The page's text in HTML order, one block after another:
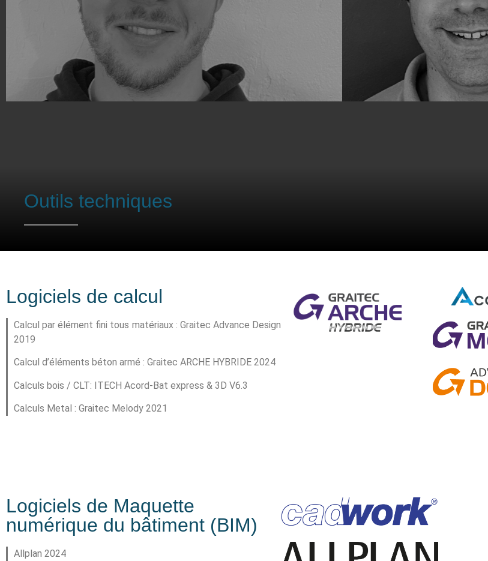
Outils techniques
Logiciels de calcul
Calcul par élément fini tous matériaux : Graitec Advance Design
2019
Calcul d’éléments béton armé : Graitec ARCHE HYBRIDE 2024
Calculs bois / CLT: ITECH Acord-Bat express & 3D V6.3
Calculs Metal : Graitec Melody 2021
Logiciels de Maquette
numérique du bâtiment (BIM)
Allplan 2024